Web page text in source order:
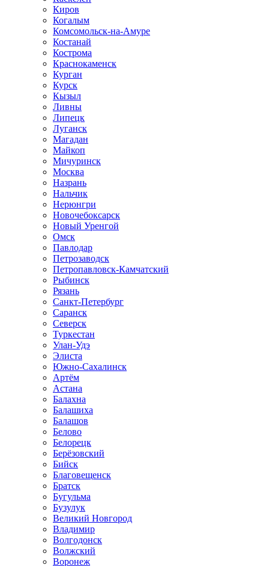
Киров
Когалым
Комсомольск-на-Амуре
Костанай
Кострома
Краснокаменск
Курган
Курск
Кызыл
Ливны
Липецк
Луганск
Магадан
Майкоп
Мичуринск
Москва
Назрань
Нальчик
Нерюнгри
Новочебоксарск
Новый Уренгой
Омск
Павлодар
Петрозаводск
Петропавловск-Камчатский
Рыбинск
Рязань
Санкт-Петербург
Саранск
Северск
Туркестан
Улан-Удэ
Элиста
Южно-Сахалинск
Артём
Астана
Балахна
Балашиха
Балашов
Белово
Белорецк
Берёзовский
Бийск
Благовещенск
Братск
Бугульма
Бузулук
Великий Новгород
Владимир
Волгодонск
Волжский
Воронеж